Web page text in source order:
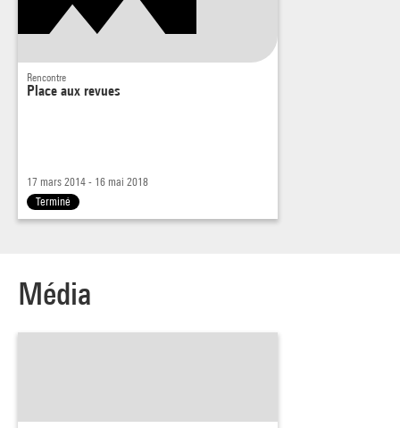
Guillaume Heuguet, revue
Rencontre
Place aux revues
17 mars 2014 - 16 mai 2018
Terminé
Média